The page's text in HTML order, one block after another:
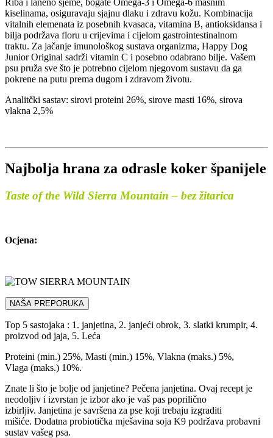
Riba i laneno sjeme, bogate Omega-3 i Omega-6 masnim
kiselinama, osiguravaju sjajnu dlaku i zdravu kožu. Kombinacija
vitalnih elemenata iz posebnih kvasaca, vitamina B, antioksidansa i
bilja podržava floru u crijevima i cijelom gastrointestinalnom
traktu. Za jačanje imunološkog sustava organizma, Happy Dog
Junior Original sadrži vitamin C i posebno odabrano bilje. Vašem
psu pruža sve što je potrebno cijelom njegovom sustavu da ga
pokrene na putu prema dugom i zdravom životu.
Analitčki sastav: sirovi proteini 26%, sirove masti 16%, sirova
vlakna 2,5%
Najbolja hrana za odrasle koker španijele
Taste of the Wild Sierra Mountain – bez žitarica
Ocjena:
NAŠA PREPORUKA
Top 5 sastojaka : 1. janjetina, 2. janjeći obrok, 3. slatki krumpir, 4.
proizvod od jaja, 5. Leća
Proteini (min.) 25%, Masti (min.) 15%, Vlakna (maks.) 5%,
Vlaga (maks.) 10%.
Znate li što je bolje od janjetine? Pečena janjetina. Ovaj recept je
neodoljiv i izvrstan je izbor ako je vaš pas poprilično
izbirljiv. Janjetina je savršena za pse koji trebaju izgraditi
mišiće. Dodatna probiotička mješavina soja K9 podržava probavni
sustav vašeg psa.